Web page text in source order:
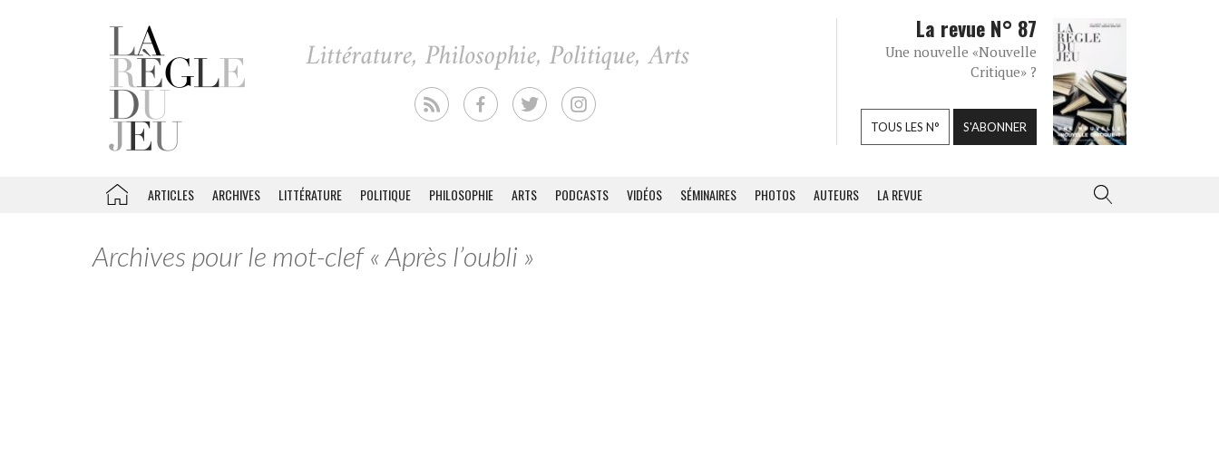
La revue N° 87
Une nouvelle «Nouvelle
Critique» ?
TOUS LES N° S'ABONNER
ARTICLES ARCHIVES LITTÉRATURE POLITIQUE PHILOSOPHIE ARTS PODCASTS VIDÉOS SÉMINAIRES PHOTOS AUTEURS LA REVUE
Archives pour le mot-clef « Après l’oubli »